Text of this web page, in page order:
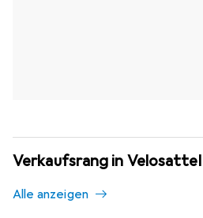
Verkaufsrang in Velosattel
Alle anzeigen